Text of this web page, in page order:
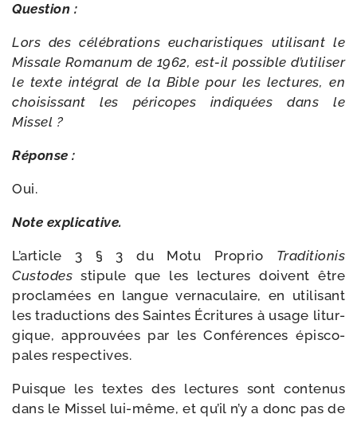
Question :
Lors des célé­bra­tions eucha­ris­tiques uti­li­sant le
Missale Romanum de 1962, est-​il pos­sible d’utiliser
le texte inté­gral de la Bible pour les lec­tures, en
choi­sis­sant les péri­copes indi­quées dans le
Missel ?
Réponse :
Oui.
Note expli­ca­tive.
L’article 3 § 3 du Motu Proprio Traditionis
Custodes sti­pule que les lec­tures doivent être
pro­cla­mées en langue ver­na­cu­laire, en uti­li­sant
les tra­duc­tions des Saintes Écritures à usage litur­
gique, approu­vées par les Conférences épis­co­
pales respectives.
Puisque les textes des lec­tures sont conte­nus
dans le Missel lui-​même, et qu’il n’y a donc pas de